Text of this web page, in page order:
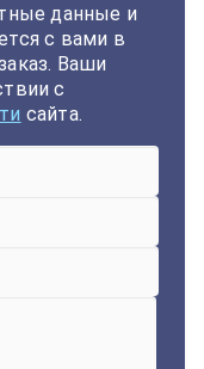
данные и
с вами в
Ваши
с
сайта.